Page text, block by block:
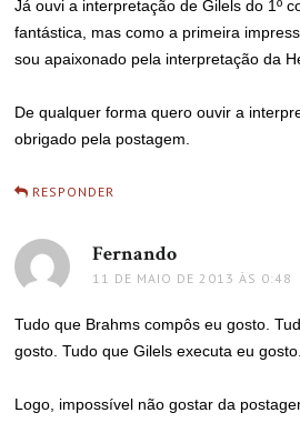
Já ouvi a interpretação de Gilels do 1º
fantástica, mas como a primeira
sou apaixonado pela interpretação da
De qualquer forma quero ouvir a
obrigado pela postagem.
RESPONDER
Fernando
11 DE MAIO DE 2013 ÀS 0:48
Tudo que Brahms compôs eu gosto.
gosto. Tudo que Gilels executa eu gosto.
Logo, impossível não gostar da